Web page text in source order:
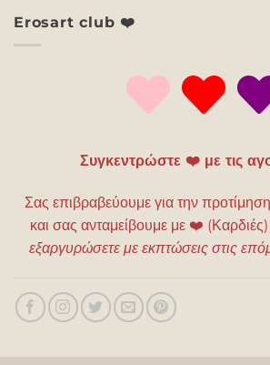
Erosart club ❤️
Συγκεντρώστε ❤️ με τις
Σας επιβραβεύουμε για την
και σας ανταμείβουμε με ❤️ (Καρδιές)
εξαργυρώσετε με εκπτώσεις στις